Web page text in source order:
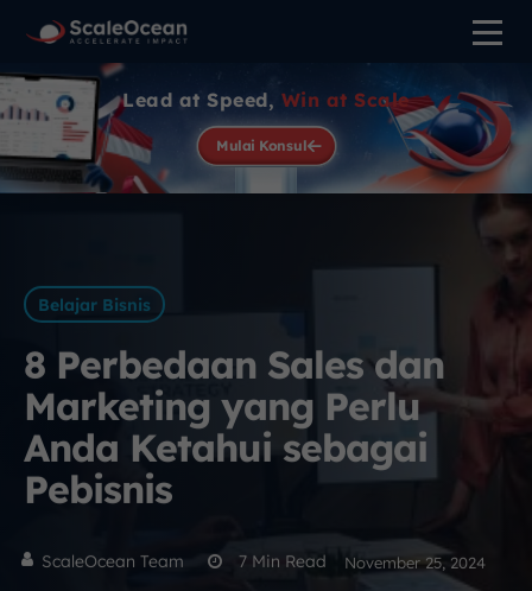
Lead at Speed, Win at Scale
Mulai Konsul
Belajar Bisnis
8 Perbedaan Sales dan
Marketing yang Perlu
Anda Ketahui sebagai
Pebisnis
ScaleOcean Team 7 Min Read November 25, 2024